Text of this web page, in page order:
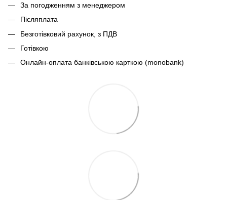
За погодженням з менеджером
Післяплата
Безготівковий рахунок, з ПДВ
Готівкою
Онлайн-оплата банківською карткою (monobank)